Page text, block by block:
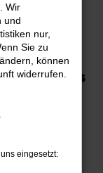
– ideales
aber auch
natürlich
Kamiq
und sind
Wir
und
nur,
Sie zu
können
widerrufen.
eingesetzt: